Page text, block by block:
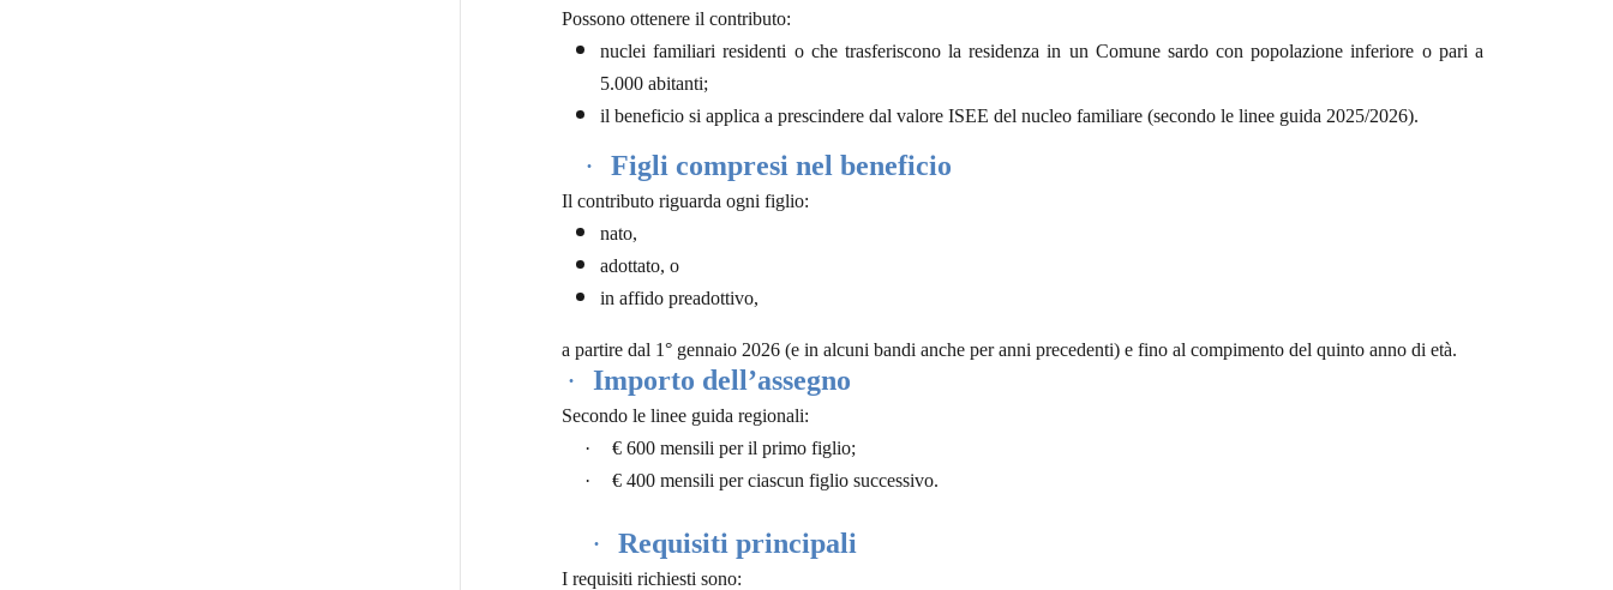
Possono ottenere il contributo:
nuclei familiariresidenti o che trasferiscono la residenza in un Comune sardo con popolazioneinferiore o pari a
5.000 abitanti;
il beneficio si applica a prescindere dal valore ISEE del nucleo familiare (secondo le linee guida 2025/2026).
· Figli compresi nel beneficio
Il contributo riguarda ogni figlio:
nato,
adottato, o
in affido preadottivo,
a partire dal 1° gennaio 2026(e in alcuni bandi anche per anni precedenti) e fino al compimento del quinto anno di età.
· Importo dell’assegno
Secondo le linee guida regionali:
·
€ 600 mensili per il primo figlio;
·
€ 400 mensili perciascun figlio successivo.
· Requisiti principali
I requisiti richiesti sono: